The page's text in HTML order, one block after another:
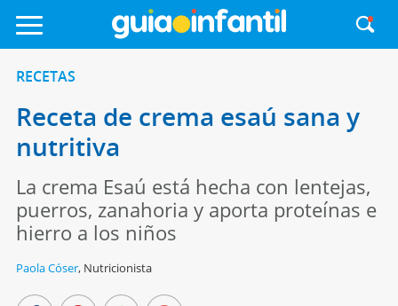
RECETAS
Receta de crema esaú sana y
nutritiva
La crema Esaú está hecha con lentejas,
puerros, zanahoria y aporta proteínas e
hierro a los niños
Paola Cóser, Nutricionista